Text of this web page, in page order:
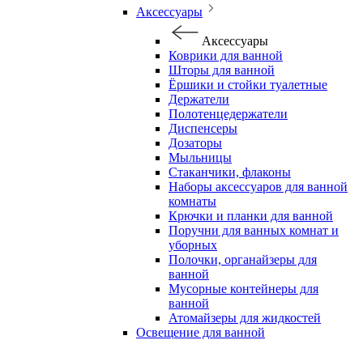
Аксессуары
Аксессуары
Коврики для ванной
Шторы для ванной
Ёршики и стойки туалетные
Держатели
Полотенцедержатели
Диспенсеры
Дозаторы
Мыльницы
Стаканчики, флаконы
Наборы аксессуаров для ванной
комнаты
Крючки и планки для ванной
Поручни для ванных комнат и
уборных
Полочки, органайзеры для
ванной
Мусорные контейнеры для
ванной
Атомайзеры для жидкостей
Освещение для ванной